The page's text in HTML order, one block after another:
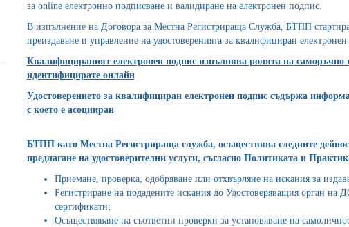
за online електронно подписване и валидиране на електронен подпис.
В изпълнение на Договора за Местна Регистрираща Служба, БТПП
преиздаване и управление на удостоверенията за квалифициран
Квалифицираният електронен подпис изпълнява ролята на саморъчно
идентифицирате онлайн
Удостоверението за квалифициран електронен подпис съдържа
с което е асоцииран
БТПП като Местна Регистрираща служба, осъществява следните
предлагане на удостоверителни услуги, съгласно Политиката и
Приемане, проверка, одобряване или отхвърляне на искания за
Регистриране на подадените искания до Удостоверяващия орган
сертификати;
Осъществяване на съответни проверки за установяване на